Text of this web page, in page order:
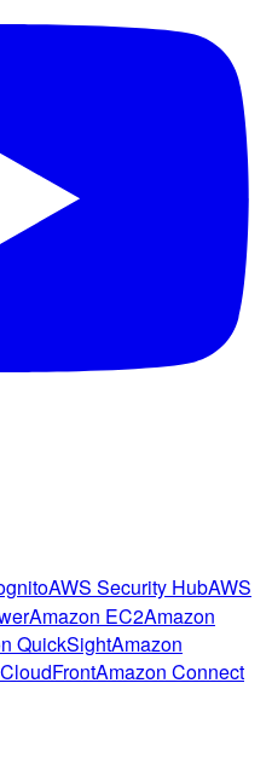
AWS Security HubAWS
Amazon EC2Amazon
QuickSightAmazon
Amazon Connect